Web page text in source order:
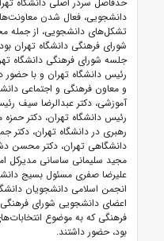
دانشجویی، فعال شدن
تشکل‌های دانشجویی، از جمله
شورای فرهنگی دانشگاه تهران
جلسه شورای فرهنگی دانشگاه
رئیس دانشگاه تهران و با
و معاون فرهنگی و اجتماعی
آموزشی، دکتر عبدالرضا سیف
رئیس دانشگاه تهران، دکتر
رهبری در دانشگاه تهران، دکتر
دانشگاهی تهران، دکتر محسن
مجید سلیمانی ساسانی مدیرکل
علیرضا صفری مسئول بسیج
انجمن اسلامی دانشجویان
اعضای دانشجویی شورای
بود، حضور داشتند.